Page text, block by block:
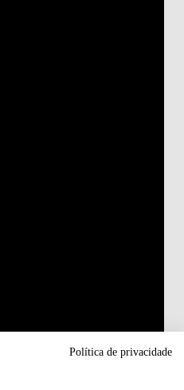
Política de privacidade